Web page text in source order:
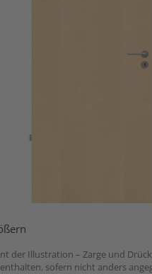
der Illustration – Zarge und
sofern nicht anders